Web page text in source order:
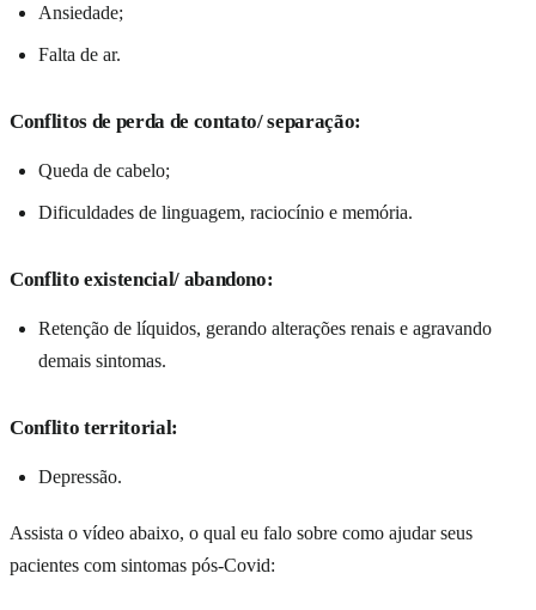
Ansiedade;
Falta de ar.
Conflitos de perda de contato/ separação:
Queda de cabelo;
Dificuldades de linguagem, raciocínio e memória.
Conflito existencial/ abandono:
Retenção de líquidos, gerando alterações renais e agravando
demais sintomas.
Conflito territorial:
Depressão.
Assista o vídeo abaixo, o qual eu falo sobre como ajudar seus
pacientes com sintomas pós-Covid: